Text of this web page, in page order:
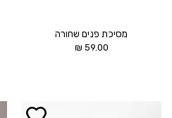
מסיכת פנים שחורה
59.00
₪